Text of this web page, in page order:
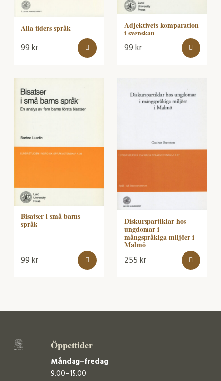
Alla tiders språk
99kr
Adjektivets komparation
i svenskan
99kr
Bisatser i små barns
språk
99kr
Diskurspartiklar hos
ungdomar i
mångspråkiga miljöer i
Malmö
255kr
Öppettider
Måndag–fredag
9.00–15.00